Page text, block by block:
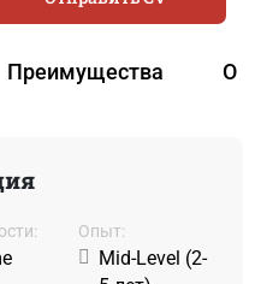
Преимущества О
Oпыт:
Mid-Level (2-